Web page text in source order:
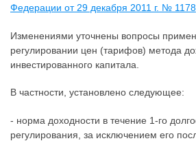
Федерации от 29 декабря 2011 г. № 1178
Изменениями уточнены вопросы
регулировании цен (тарифов) метода
инвестированного капитала.
В частности, установлено следующее:
- норма доходности в течение 1-го
регулирования, за исключением его